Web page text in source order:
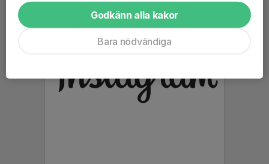
Godkänn alla kakor
Bara nödvändiga